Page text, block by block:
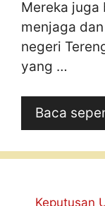
Mereka
menjaga
negeri
yang …
Baca
Keputusan